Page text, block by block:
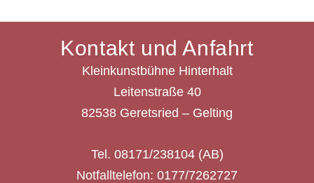
Kontakt und Anfahrt
Kleinkunstbühne Hinterhalt
Leitenstraße 40
82538 Geretsried – Gelting
Tel. 08171/238104 (AB)
Notfalltelefon: 0177/7262727